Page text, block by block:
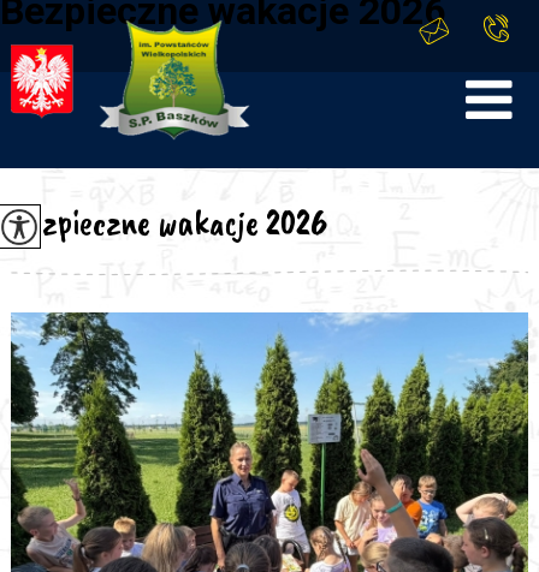
Bezpieczne wakacje 2026
Bezpieczne wakacje 2026